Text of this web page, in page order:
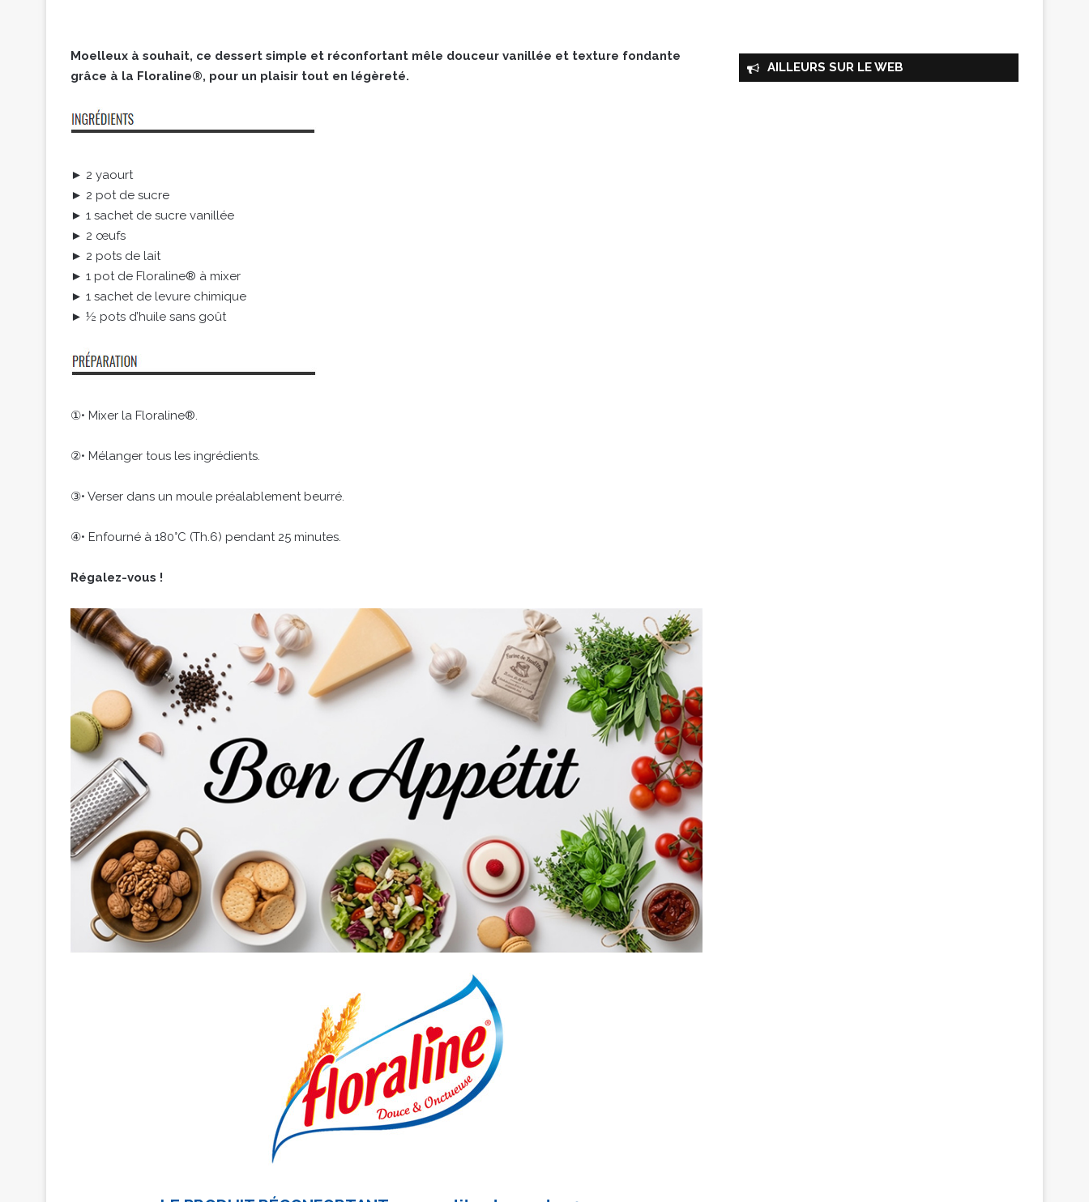
Moelleux à souhait, ce dessert simple et réconfortant mêle douceur vanillée et texture fondante
grâce à la Floraline®, pour un plaisir tout en légèreté.
► 2 yaourt
► 2 pot de sucre
► 1 sachet de sucre vanillée
► 2 œufs
► 2 pots de lait
► 1 pot de Floraline® à mixer
► 1 sachet de levure chimique
► ½ pots d’huile sans goût
①• Mixer la Floraline®.
②• Mélanger tous les ingrédients.
③• Verser dans un moule préalablement beurré.
④• Enfourné à 180°C (Th.6) pendant 25 minutes.
Régalez-vous !
AILLEURS SUR LE WEB